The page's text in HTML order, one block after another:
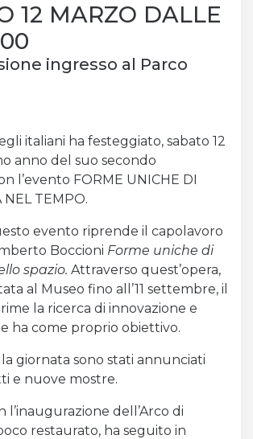
12 MARZO DALLE
ingresso al Parco
italiani ha festeggiato, sabato 12
anno del suo secondo
l’evento FORME UNICHE DI
TEMPO.
evento riprende il capolavoro
Boccioni Forme uniche di
spazio. Attraverso quest’opera,
al Museo fino all’11 settembre, il
la ricerca di innovazione e
ha come proprio obiettivo.
giornata sono stati annunciati
e nuove mostre.
l’inaugurazione dell’Arco di
restaurato, ha seguito in